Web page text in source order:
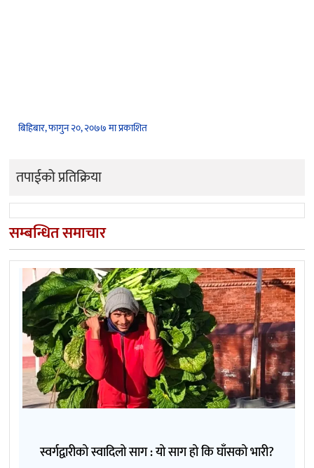
बिहिबार, फागुन २०, २०७७ मा प्रकाशित
तपाईको प्रतिक्रिया
सम्बन्धित समाचार
स्वर्गद्वारीको स्वादिलो साग : यो साग हो कि घाँसको भारी?